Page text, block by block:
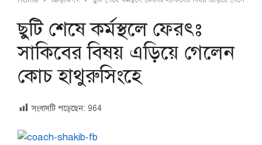
ছুটি শেষে কর্মস্থলে ফেরৎঃ
সাকিবের বিষয় এড়িয়ে গেলেন
কোচ হাথুরুসিংহে
সংবাদটি পড়েছেন: 964